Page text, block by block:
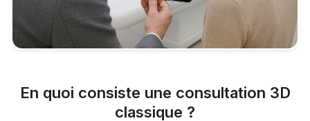
En quoi consiste une consultation 3D
classique ?